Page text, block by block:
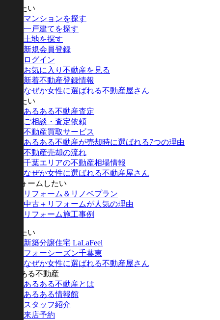
買いたい
マンションを探す
一戸建てを探す
土地を探す
新規会員登録
ログイン
お気に入り不動産を見る
新着不動産登録情報
なぜか女性に選ばれる不動産屋さん
売りたい
あるある不動産査定
ご相談・査定依頼
不動産買取サービス
あるある不動産が売却時に選ばれる7つの理由
不動産売却の流れ
千葉エリアの不動産相場情報
なぜか女性に選ばれる不動産屋さん
リフォームしたい
リフォーム＆リノベプラン
中古＋リフォームが人気の理由
リフォーム施工事例
建てたい
新築分譲住宅 LaLaFeel
フォーシーズン千葉東
なぜか女性に選ばれる不動産屋さん
あるある不動産
あるある不動産とは
あるある情報館
スタッフ紹介
来店予約